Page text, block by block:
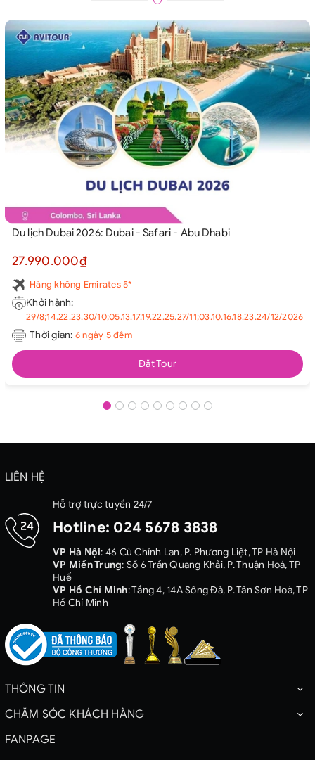
Du lịch Dubai 2026: Dubai - Safari - Abu Dhabi
27.990.000₫
Hàng không Emirates 5*
Khởi hành:
29/8;14.22.23.30/10;05.13.17.19.22.25.27/11;03.10.16.18.23.24/12/2026
Thời gian: 6 ngày 5 đêm
Đặt Tour
LIÊN HỆ
Hỗ trợ trực tuyến 24/7
Hotline: 024 5678 3838
VP Hà Nội: 46 Cù Chính Lan, P. Phương Liệt, TP Hà Nội
VP Miền Trung: Số 6 Trần Quang Khải, P. Thuận Hoá, TP
Huế
VP Hồ Chí Minh: Tầng 4, 14A Sông Đà, P. Tân Sơn Hoà, TP
Hồ Chí Minh
THÔNG TIN
CHĂM SÓC KHÁCH HÀNG
FANPAGE